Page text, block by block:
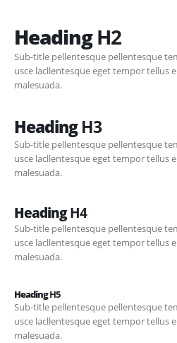
HeadingH2
Sub-title pellentesque pellentesque
usce lacllentesque eget tempor tellus
malesuada.
HeadingH3
Sub-title pellentesque pellentesque
usce lacllentesque eget tempor tellus
malesuada.
HeadingH4
Sub-title pellentesque pellentesque
usce lacllentesque eget tempor tellus
malesuada.
HeadingH5
Sub-title pellentesque pellentesque
usce lacllentesque eget tempor tellus
malesuada.